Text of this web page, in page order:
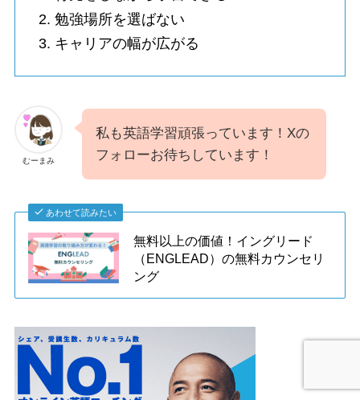
勉強場所を選ばない
キャリアの幅が広がる
むーまみ
私も英語学習頑張っています！Xの
フォローお待ちしています！
あわせて読みたい
無料以上の価値！イングリード
（ENGLEAD）の無料カウンセリ
ング